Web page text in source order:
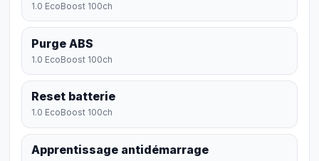
1.0 EcoBoost 100ch
Purge ABS
1.0 EcoBoost 100ch
Reset batterie
1.0 EcoBoost 100ch
Apprentissage antidémarrage